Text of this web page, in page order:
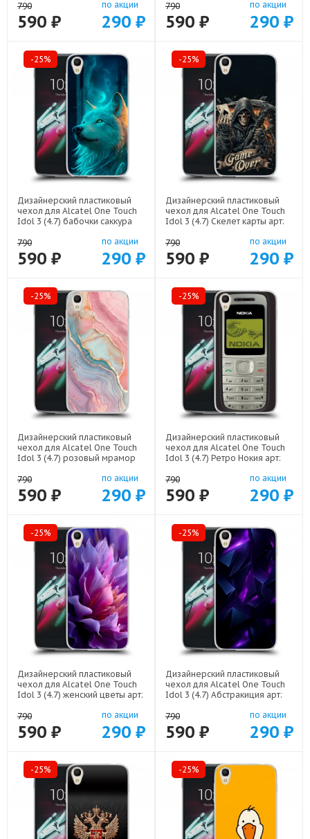
790
590 ₽
по акции
290 ₽
790
590 ₽
по акции
290 ₽
-25%
Дизайнерский пластиковый
чехол для Alcatel One Touch
Idol 3 (4.7) бабочки саккура
790
590 ₽
по акции
290 ₽
-25%
Дизайнерский пластиковый
чехол для Alcatel One Touch
Idol 3 (4.7) Скелет карты арт:
790
590 ₽
по акции
290 ₽
-25%
Дизайнерский пластиковый
чехол для Alcatel One Touch
Idol 3 (4.7) розовый мрамор
790
590 ₽
по акции
290 ₽
-25%
Дизайнерский пластиковый
чехол для Alcatel One Touch
Idol 3 (4.7) Ретро Нокия арт:
790
590 ₽
по акции
290 ₽
-25%
Дизайнерский пластиковый
чехол для Alcatel One Touch
Idol 3 (4.7) женский цветы арт:
790
590 ₽
по акции
290 ₽
-25%
Дизайнерский пластиковый
чехол для Alcatel One Touch
Idol 3 (4.7) Абстракиция арт:
790
590 ₽
по акции
290 ₽
-25% -25%